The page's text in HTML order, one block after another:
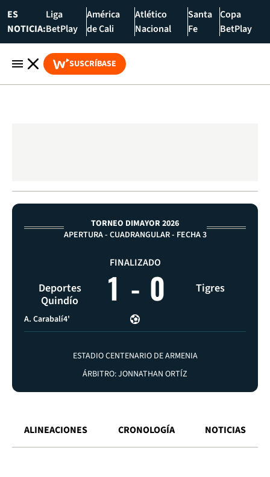
ES
NOTICIA:
Liga
BetPlay
América
de Cali
Atlético
Nacional
Santa
Fe
Copa
BetPlay
SUSCRÍBASE
TORNEO DIMAYOR 2026
APERTURA - CUADRANGULAR - FECHA 3
Deportes
Quindío
FINALIZADO
1 - 0 Tigres
A. Carabalí4'
ESTADIO CENTENARIO DE ARMENIA
ÁRBITRO: JONNATHAN ORTÍZ
ALINEACIONES CRONOLOGÍA NOTICIAS